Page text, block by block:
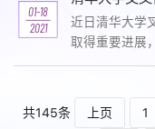
子...
01-18
2021
近日清华大学
取得重要进展
共145条 上页 1